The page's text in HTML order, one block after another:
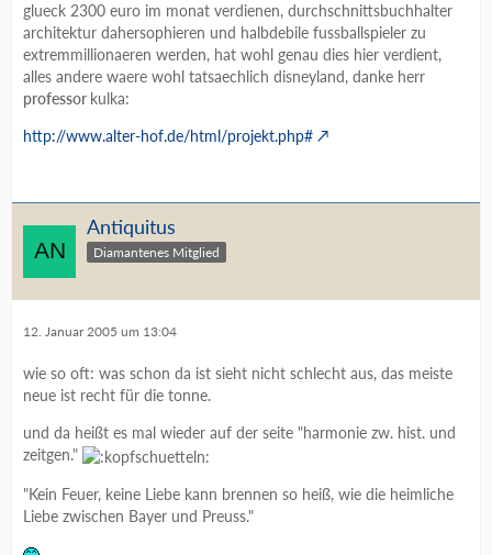
glueck 2300 euro im monat verdienen, durchschnittsbuchhalter
architektur dahersophieren und halbdebile fussballspieler zu
extremmillionaeren werden, hat wohl genau dies hier verdient,
alles andere waere wohl tatsaechlich disneyland, danke herr
professor kulka:
http://www.alter-hof.de/html/projekt.php#
Antiquitus
Diamantenes Mitglied
12. Januar 2005 um 13:04
wie so oft: was schon da ist sieht nicht schlecht aus, das meiste
neue ist recht für die tonne.
und da heißt es mal wieder auf der seite "harmonie zw. hist. und
zeitgen."
"Kein Feuer, keine Liebe kann brennen so heiß, wie die heimliche
Liebe zwischen Bayer und Preuss."